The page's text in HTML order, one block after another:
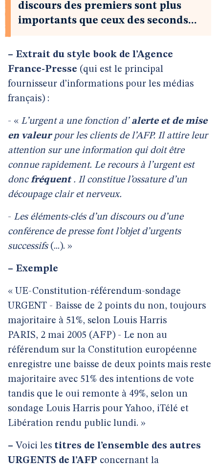
discours des premiers sont plus
importants que ceux des seconds...
– Extrait du style book de l’Agence
France-Presse (qui est le principal
fournisseur d’informations pour les médias
français) :
- « L’urgent a une fonction d’ alerte et de mise
en valeur pour les clients de l’AFP. Il attire leur
attention sur une information qui doit être
connue rapidement. Le recours à l’urgent est
donc fréquent . Il constitue l’ossature d’un
découpage clair et nerveux.
- Les éléments-clés d’un discours ou d’une
conférence de presse font l’objet d’urgents
successifs(...). »
– Exemple
« UE-Constitution-référendum-sondage
URGENT - Baisse de 2 points du non, toujours
majoritaire à 51%, selon Louis Harris
PARIS, 2 mai 2005 (AFP) - Le non au
référendum sur la Constitution européenne
enregistre une baisse de deux points mais reste
majoritaire avec 51% des intentions de vote
tandis que le oui remonte à 49%, selon un
sondage Louis Harris pour Yahoo, iTélé et
Libération rendu public lundi. »
– Voici les titres de l’ensemble des autres
URGENTS de l’AFP concernant la